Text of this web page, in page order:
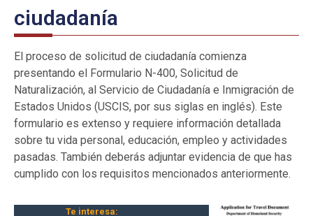
ciudadanía
El proceso de solicitud de ciudadanía comienza
presentando el Formulario N-400, Solicitud de
Naturalización, al Servicio de Ciudadanía e Inmigración de
Estados Unidos (USCIS, por sus siglas en inglés). Este
formulario es extenso y requiere información detallada
sobre tu vida personal, educación, empleo y actividades
pasadas. También deberás adjuntar evidencia de que has
cumplido con los requisitos mencionados anteriormente.
Te interesa: